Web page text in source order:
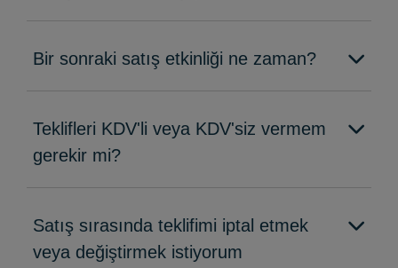
Bir sonraki satış etkinliği ne zaman?
Teklifleri KDV'li veya KDV'siz vermem
gerekir mi?
Satış sırasında teklifimi iptal etmek
veya değiştirmek istiyorum